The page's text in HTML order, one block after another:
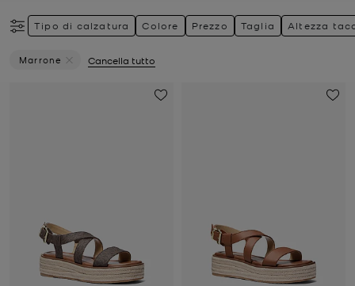
Tipo di calzatura Colore Prezzo Taglia Altezza
Marrone
Cancella tutto